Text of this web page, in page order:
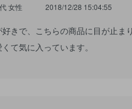
女性 2018/12/28 15:04:55
きで、こちらの商品に目が止ま
て気に入っています。